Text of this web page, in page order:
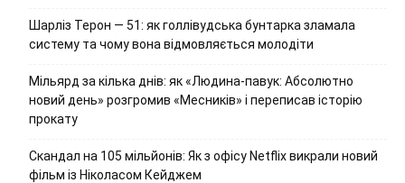
Шарліз Терон — 51: як голлівудська бунтарка зламала
систему та чому вона відмовляється молодіти
Мільярд за кілька днів: як «Людина-павук: Абсолютно
новий день» розгромив «Месників» і переписав історію
прокату
Скандал на 105 мільйонів: Як з офісу Netflix викрали новий
фільм із Ніколасом Кейджем